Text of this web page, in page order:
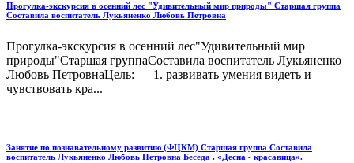
Прогулка-экскурсия в осенний лес "Удивительный мир природы" Старшая группа
Составила воспитатель Лукьяненко Любовь Петровна
Прогулка-экскурсия в осенний лес"Удивительный мир
природы"Старшая группаСоставила воспитатель Лукьяненко
Любовь ПетровнаЦель: 1. развивать умения видеть и
чувствовать кра...
Занятие по познавательному развитию (ФЦКМ) Старшая группа Составила
воспитатель Лукьяненко Любовь Петровна Беседа . «Десна - красавица».